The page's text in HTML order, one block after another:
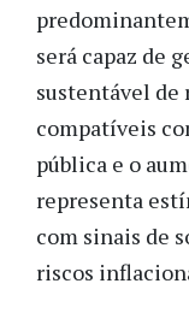
será capaz de
sustentável de
compatíveis
pública e o
representa
com sinais de
riscos